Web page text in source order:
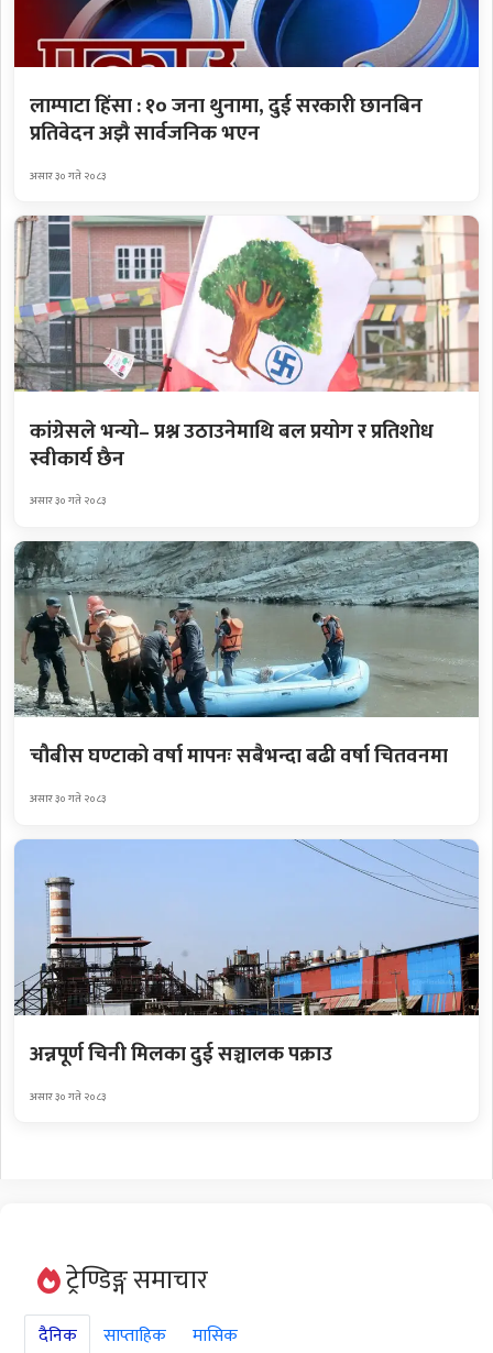
लाम्पाटा हिंसा : १० जना थुनामा, दुई सरकारी छानबिन
प्रतिवेदन अझै सार्वजनिक भएन
असार ३० गते २०८३
कांग्रेसले भन्यो– प्रश्न उठाउनेमाथि बल प्रयोग र प्रतिशोध
स्वीकार्य छैन
असार ३० गते २०८३
चौबीस घण्टाको वर्षा मापनः सबैभन्दा बढी वर्षा चितवनमा
असार ३० गते २०८३
अन्नपूर्ण चिनी मिलका दुई सञ्चालक पक्राउ
असार ३० गते २०८३
ट्रेण्डिङ्ग समाचार
दैनिक साप्ताहिक मासिक